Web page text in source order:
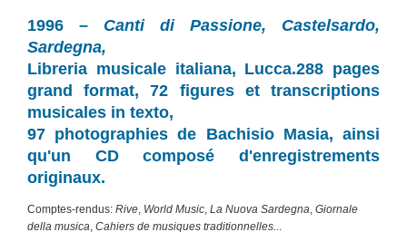
1996 – Canti di Passione, Castelsardo,
Sardegna,
Libreria musicale italiana, Lucca.288 pages
grand format, 72 figures et transcriptions
musicales in texto,
97 photographies de Bachisio Masia, ainsi
qu'un CD composé d'enregistrements
originaux.
Comptes-rendus: Rive, World Music, La Nuova Sardegna, Giornale
della musica, Cahiers de musiques traditionnelles...